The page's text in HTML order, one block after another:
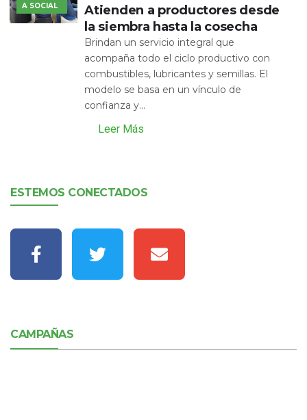
A SOCIAL
Atienden a productores desde
la siembra hasta la cosecha
Brindan un servicio integral que
acompaña todo el ciclo productivo con
combustibles, lubricantes y semillas. El
modelo se basa en un vínculo de
confianza y...
Leer Más
ESTEMOS CONECTADOS
CAMPAÑAS